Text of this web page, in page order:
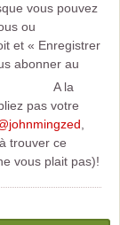
vous pouvez
ou
et « Enregistrer
abonner au
A la
pas votre
trouver ce
vous plait pas)!